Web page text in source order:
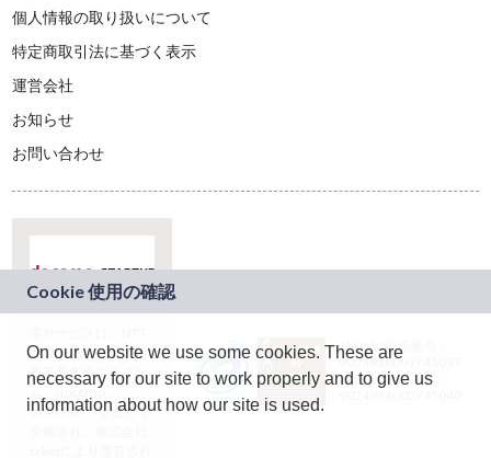
個人情報の取り扱いについて
特定商取引法に基づく表示
運営会社
お知らせ
お問い合わせ
ドコモグループの新
規事業創出プログラ
ム「docomo
STARTUP」を通じて
JASRAC許諾番号：
9024936001Y45037
JASRAC許諾番号：
On our website we use some cookies. These are
necessary for our site to work properly and to give us
information about how our site is used.